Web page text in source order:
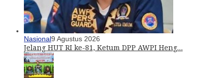
Nasional9 Agustus 2026
Jelang HUT RI ke-81, Ketum DPP AWPI Heng…